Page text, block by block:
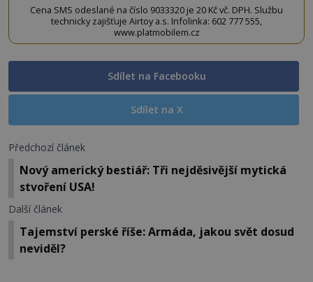
Cena SMS odeslané na číslo 9033320 je 20 Kč vč. DPH. Službu
technicky zajišťuje Airtoy a.s. Infolinka: 602 777 555,
www.platmobilem.cz
Sdílet na Facebooku
Sdílet na X
Předchozí článek
Nový americký bestiář: Tři nejděsivější mytická
stvoření USA!
Další článek
Tajemství perské říše: Armáda, jakou svět dosud
neviděl?